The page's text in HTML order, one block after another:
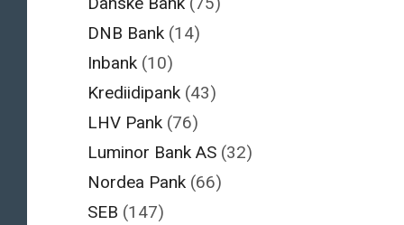
DNB Bank (14)
Inbank (10)
Krediidipank (43)
LHV Pank (76)
Luminor Bank AS (32)
Nordea Pank (66)
SEB (147)